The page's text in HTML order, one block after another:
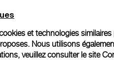
et technologies
Nous utilisons
veuillez consulter lesite